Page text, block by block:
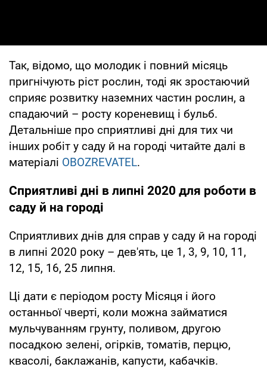
Так, відомо, що молодик і повний місяць
пригнічують ріст рослин, тоді як зростаючий
сприяє розвитку наземних частин рослин, а
спадаючий – росту кореневищ і бульб.
Детальніше про сприятливі дні для тих чи
інших робіт у саду й на городі читайте далі в
матеріалі OBOZREVATEL.
Сприятливі дні в липні 2020 для роботи в
саду й на городі
Сприятливих днів для справ у саду й на городі
в липні 2020 року – дев'ять, це 1, 3, 9, 10, 11,
12, 15, 16, 25 липня.
Ці дати є періодом росту Місяця і його
останньої чверті, коли можна займатися
мульчуванням грунту, поливом, другою
посадкою зелені, огірків, томатів, перцю,
квасолі, баклажанів, капусти, кабачків.